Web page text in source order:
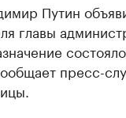
Путин
главы
пресс-